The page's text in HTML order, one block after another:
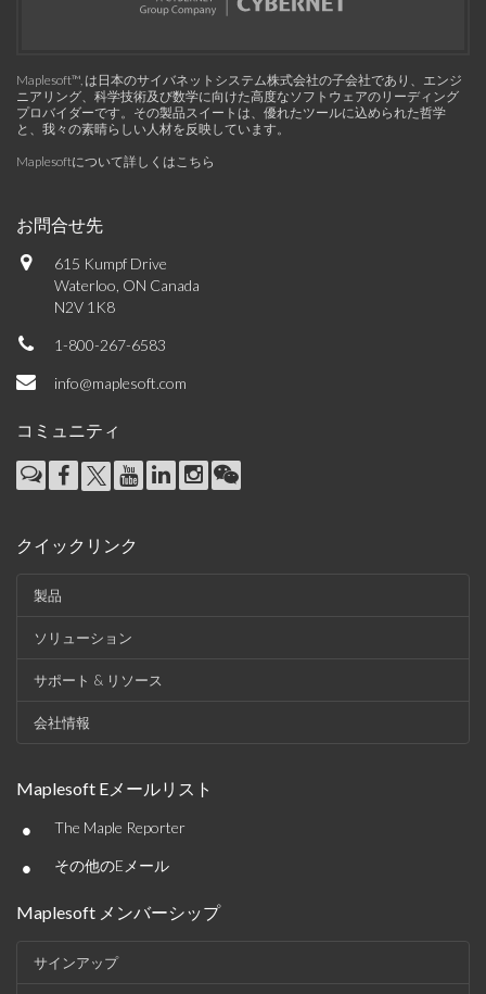
Maplesoft™, は日本のサイバネットシステム株式会社の子会社であり、エンジ
ニアリング、科学技術及び数学に向けた高度なソフトウェアのリーディング
プロバイダーです。その製品スイートは、優れたツールに込められた哲学
と、我々の素晴らしい人材を反映しています。
Maplesoftについて詳しくはこちら
お問合せ先
615 Kumpf Drive
Waterloo, ON Canada
N2V 1K8
1-800-267-6583
info@maplesoft.com
コミュニティ
クイックリンク
製品
ソリューション
サポート & リソース
会社情報
Maplesoft Eメールリスト
• The Maple Reporter
• その他のEメール
Maplesoft メンバーシップ
サインアップ